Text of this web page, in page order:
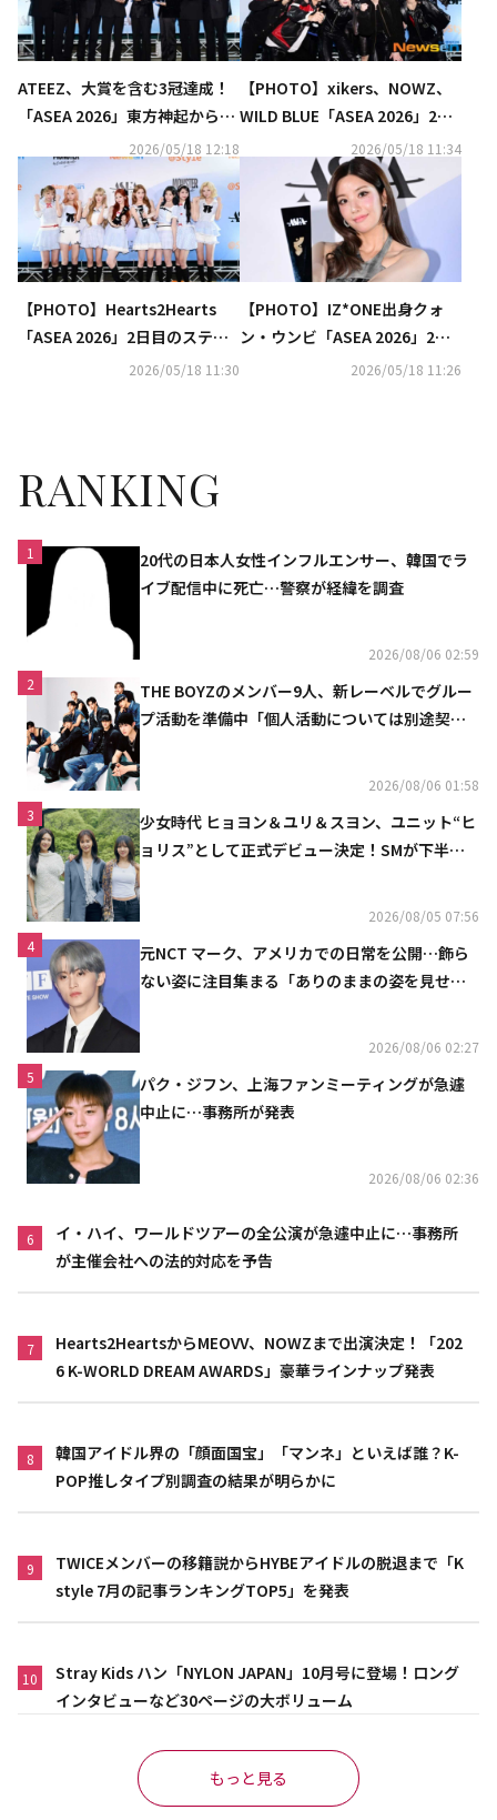
ATEEZ、大賞を含む3冠達成！
「ASEA 2026」東方神起からHe
arts2Hearts、生田斗真まで
続々受賞
2026/05/18 12:18
【PHOTO】xikers、NOWZ、
WILD BLUE「ASEA 2026」2日
目のステージに登場2026/05/18 11:34
【PHOTO】Hearts2Hearts
「ASEA 2026」2日目のステー
2026/05/18 11:30
【PHOTO】IZ*ONE出身クォ
ン・ウンビ「ASEA 2026」2日
目のステージに登場2026/05/18 11:26
RANKING
1
20代の日本人女性インフルエンサー、韓国でラ
イブ配信中に死亡…警察が経緯を調査
2026/08/06 02:59
2
THE BOYZのメンバー9人、新レーベルでグルー
プ活動を準備中「個人活動については別途契約
2026/08/06 01:58
3
少女時代 ヒョヨン＆ユリ＆スヨン、ユニット“ヒ
ョリス”として正式デビュー決定！SMが下半期
2026/08/05 07:56
4
元NCT マーク、アメリカでの日常を公開…飾ら
ない姿に注目集まる「ありのままの姿を見せた
2026/08/06 02:27
5
パク・ジフン、上海ファンミーティングが急遽
中止に…事務所が発表
2026/08/06 02:36
6
イ・ハイ、ワールドツアーの全公演が急遽中止に…事務所
が主催会社への法的対応を予告
7
Hearts2HeartsからMEOVV、NOWZまで出演決定！「202
6 K-WORLD DREAM AWARDS」豪華ラインナップ発表
8
韓国アイドル界の「顔面国宝」「マンネ」といえば誰？K-
POP推しタイプ別調査の結果が明らかに
9
TWICEメンバーの移籍説からHYBEアイドルの脱退まで「K
style 7月の記事ランキングTOP5」を発表
10
Stray Kids ハン「NYLON JAPAN」10月号に登場！ロング
インタビューなど30ページの大ボリューム
もっと見る